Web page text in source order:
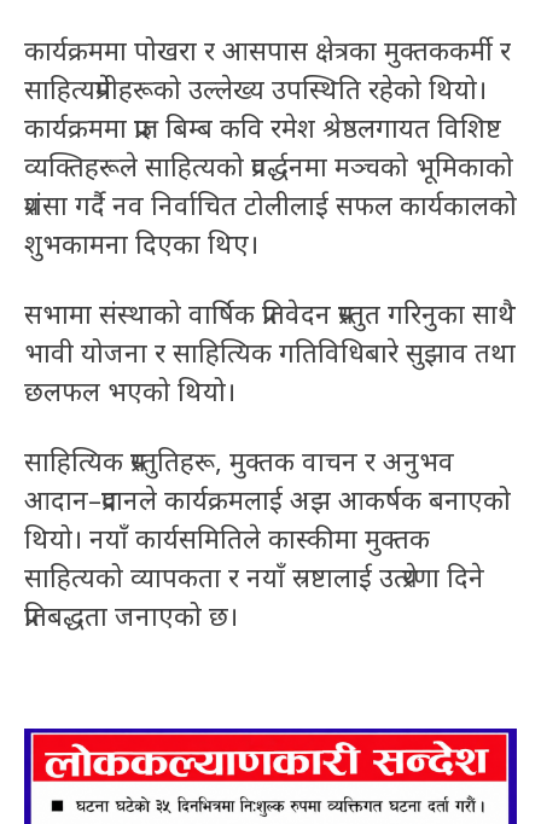
कार्यक्रममा पोखरा र आसपास क्षेत्रका मुक्तककर्मी र
साहित्यप्रेमीहरूको उल्लेख्य उपस्थिति रहेको थियो।
कार्यक्रममा प्राज्ञ बिम्ब कवि रमेश श्रेष्ठलगायत विशिष्ट
व्यक्तिहरूले साहित्यको प्रवर्द्धनमा मञ्चको भूमिकाको
प्रशंसा गर्दै नव निर्वाचित टोलीलाई सफल कार्यकालको
शुभकामना दिएका थिए।
सभामा संस्थाको वार्षिक प्रतिवेदन प्रस्तुत गरिनुका साथै
भावी योजना र साहित्यिक गतिविधिबारे सुझाव तथा
छलफल भएको थियो।
साहित्यिक प्रस्तुतिहरू, मुक्तक वाचन र अनुभव
आदान–प्रदानले कार्यक्रमलाई अझ आकर्षक बनाएको
थियो। नयाँ कार्यसमितिले कास्कीमा मुक्तक
साहित्यको व्यापकता र नयाँ स्रष्टालाई उत्प्रेरणा दिने
प्रतिबद्धता जनाएको छ।